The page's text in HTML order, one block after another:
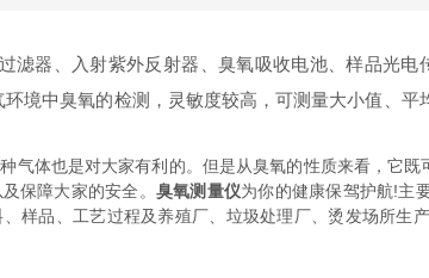
滤器、入射紫外反射器、臭氧吸收电池、样品光
境中臭氧的检测，灵敏度较高，可测量大小值、
体也是对大家有利的。但是从臭氧的性质来看，它既
保障大家的安全。 臭氧测量仪为你的健康保驾护航!主
样品、工艺过程及养殖厂、垃圾处理厂、烫发场所生